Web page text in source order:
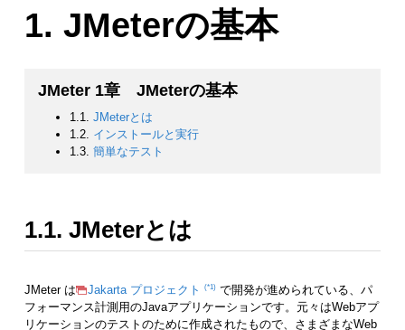
1. JMeterの基本
JMeter 1章 JMeterの基本
1.1. JMeterとは
1.2. インストールと実行
1.3. 簡単なテスト
1.1. JMeterとは
JMeter は Jakarta プロジェクト 1 で開発が進められている、パ
フォーマンス計測用のJavaアプリケーションです。元々はWebアプ
リケーションのテストのために作成されたもので、さまざまなWeb